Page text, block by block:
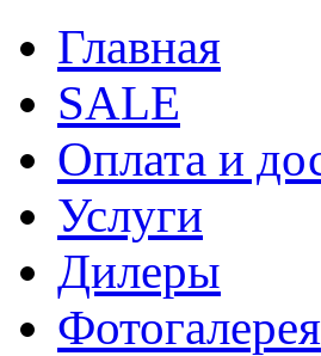
Главная
SALE
Оплата и
Услуги
Дилеры
Фотогалерея